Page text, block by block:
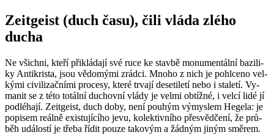
Ze­it­ge­ist (duch času), čili vláda zlého
ducha
Ne všich­ni, kteří při­klá­da­jí své ruce ke stav­bě mo­nu­men­tál­ní ba­zi­li­
ky An­ti­kris­ta, jsou vě­do­mý­mi zrád­ci. Mnoho z nich je po­hl­ce­no vel­
ký­mi ci­vi­li­zač­ní­mi pro­ce­sy, které tr­va­jí de­se­ti­le­tí nebo i sta­le­tí. Vy­
ma­nit se z této to­tál­ní du­chov­ní vlády je velmi ob­tíž­né, i velcí lidé jí
pod­lé­ha­jí. Ze­it­ge­ist, duch doby, není pou­hým vý­mys­lem He­ge­la: je
po­pi­sem re­ál­ně exis­tu­jí­cí­ho jevu, ko­lek­tiv­ní­ho pře­svěd­če­ní, že prů­
běh udá­los­tí je třeba řídit pouze ta­ko­vým a žád­ným jiným smě­rem.